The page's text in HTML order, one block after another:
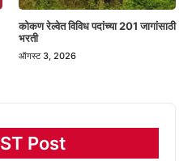
कोकण रेल्वेत विविध पदांच्या 201 जागांसाठी
भरती
ऑगस्ट 3, 2026
Post